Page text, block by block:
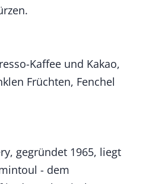
Kaffee und Kakao,
Früchten, Fenchel
gegründet 1965, liegt
- dem